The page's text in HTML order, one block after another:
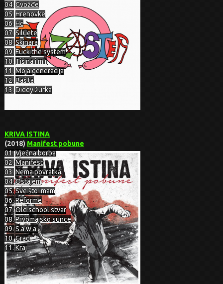
04.Gvožđe
05.Hrenovke
06.Hc
07.Siluete
08.Skinara
09.Fuck the system
10.Tišina i mir
11.Moja generacija
12.Baš ta
13.Diddy žurka
KRIVA ISTINA
(2018) Manifest pobune
01.Vječna borba
02.Manifest
03.Nema povratka
04.Ostajem
05.Sve što imam
06.Reforme
07.Old school stvar
08.Prvomajsko sunce
09.S.a.w.a.
10.Grad
11.Kraj